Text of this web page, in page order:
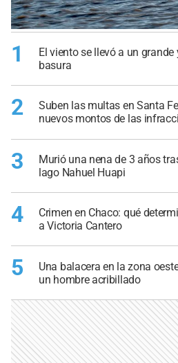
1
El viento se llevó a un
basura
2
Suben las multas en Santa
nuevos montos de las
3
Murió una nena de 3 años
lago Nahuel Huapi
4
Crimen en Chaco: qué
a Victoria Cantero
5
Una balacera en la zona
un hombre acribillado